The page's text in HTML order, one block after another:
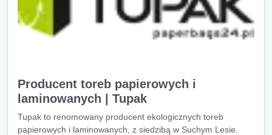
Producent toreb papierowych i
laminowanych | Tupak
Tupak to renomowany producent ekologicznych toreb
papierowych i laminowanych, z siedzibą w Suchym Lesie.